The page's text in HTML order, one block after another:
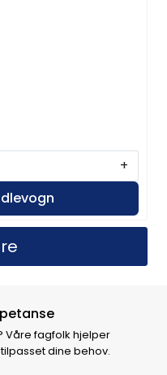
+
Våre fagfolk hjelper
dine behov.